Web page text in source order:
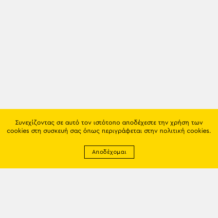
Συνεχίζοντας σε αυτό τον ιστότοπο αποδέχεστε την χρήση των
cookies στη συσκευή σας όπως περιγράφεται στην πολιτική cookies.
Αποδέχομαι